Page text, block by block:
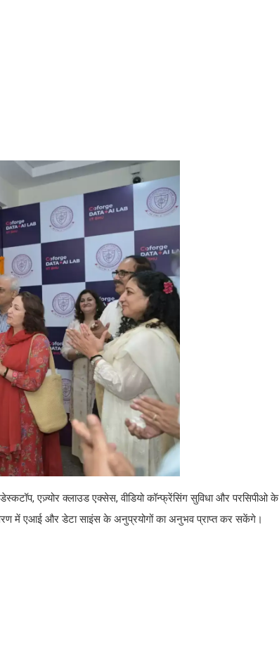
एज़्योर क्लाउड एक्सेस, वीडियो कॉन्फ्रेंसिंग सुविधा और परसिपीओ के
में एआई और डेटा साइंस के अनुप्रयोगों का अनुभव प्राप्त कर सकेंगे।